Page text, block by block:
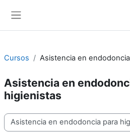
Cursos Asistencia en
Asistencia en
higienistas
Categorías